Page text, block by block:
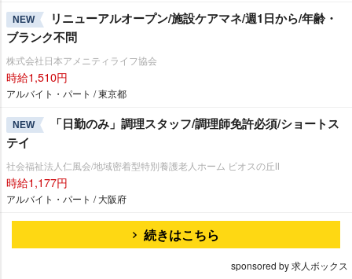
NEW
リニューアルオープン/施設ケアマネ/週1日から/年齢・
ブランク不問
株式会社日本アメニティライフ協会
時給1,510円
アルバイト・パート / 東京都
NEW
「日勤のみ」調理スタッフ/調理師免許必須/ショートス
テイ
社会福祉法人仁風会/地域密着型特別養護老人ホーム ビオスの丘Ⅱ
時給1,177円
アルバイト・パート / 大阪府
続きはこちら
sponsored by 求人ボックス